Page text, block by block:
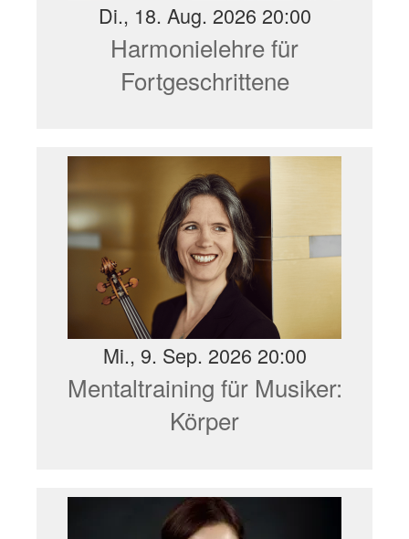
Di., 18. Aug. 2026 20:00
Harmonielehre für
Fortgeschrittene
Mi., 9. Sep. 2026 20:00
Mentaltraining für Musiker:
Körper